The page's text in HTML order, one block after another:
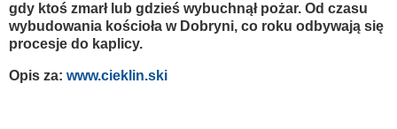
gdy ktoś zmarł lub gdzieś wybuchnął pożar. Od czasu
wybudowania kościoła w Dobryni, co roku odbywają się
procesje do kaplicy.
Opis za: www.cieklin.ski